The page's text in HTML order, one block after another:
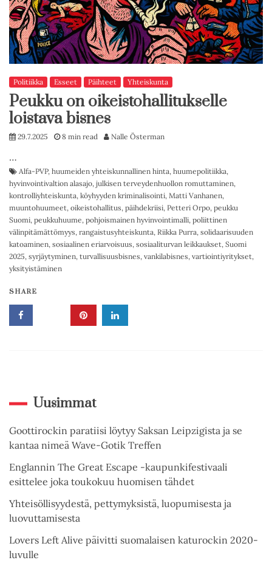
Politiikka Esseet Päihteet Yhteiskunta
Peukku on oikeistohallitukselle
loistava bisnes
29.7.2025 8 min read Nalle Österman
…
Alfa-PVP, huumeiden yhteiskunnallinen hinta, huumepolitiikka,
hyvinvointivaltion alasajo, julkisen terveydenhuollon romuttaminen,
kontrolliyhteiskunta, köyhyyden kriminalisointi, Matti Vanhanen,
muuntohuumeet, oikeistohallitus, päihdekriisi, Petteri Orpo, peukku
Suomi, peukkuhuume, pohjoismainen hyvinvointimalli, poliittinen
välinpitämättömyys, rangaistusyhteiskunta, Riikka Purra, solidaarisuuden
katoaminen, sosiaalinen eriarvoisuus, sosiaaliturvan leikkaukset, Suomi
2025, syrjäytyminen, turvallisuusbisnes, vankilabisnes, vartiointiyritykset,
yksityistäminen
SHARE
Uusimmat
Goottirockin paratiisi löytyy Saksan Leipzigista ja se
kantaa nimeä Wave-Gotik Treffen
Englannin The Great Escape -kaupunkifestivaali
esittelee joka toukokuu huomisen tähdet
Yhteisöllisyydestä, pettymyksistä, luopumisesta ja
luovuttamisesta
Lovers Left Alive päivitti suomalaisen katurockin 2020-
luvulle